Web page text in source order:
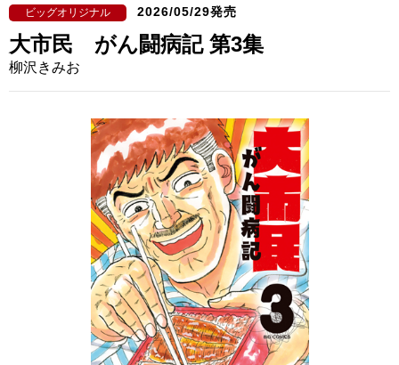
ビッグオリジナル 2026/05/29発売
大市民 がん闘病記 第3集
柳沢きみお